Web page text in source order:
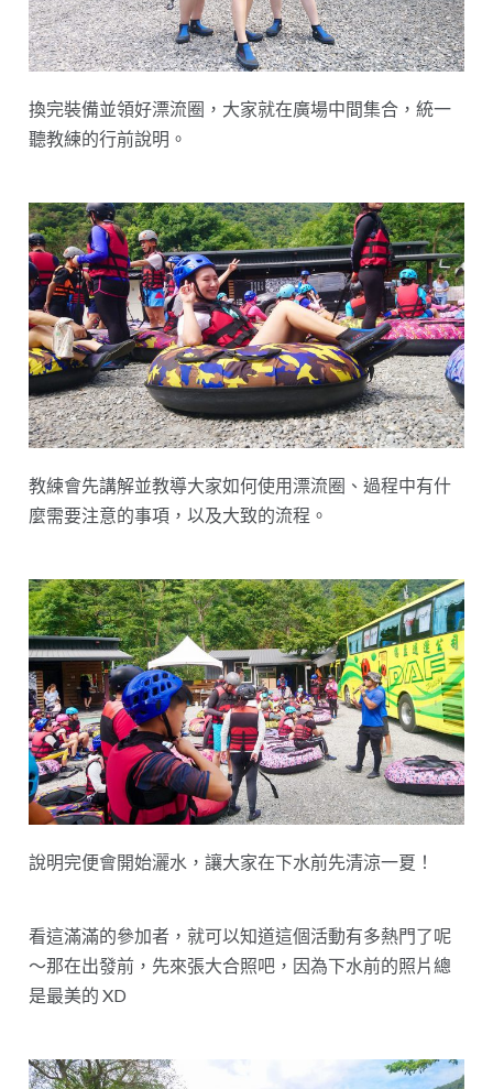
換完裝備並領好漂流圈，大家就在廣場中間集合，統一
聽教練的行前說明。
教練會先講解並教導大家如何使用漂流圈、過程中有什
麼需要注意的事項，以及大致的流程。
說明完便會開始灑水，讓大家在下水前先清涼一夏！
看這滿滿的參加者，就可以知道這個活動有多熱門了呢
～那在出發前，先來張大合照吧，因為下水前的照片總
是最美的 XD